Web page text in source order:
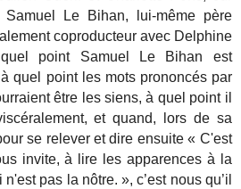
Le Bihan, lui-même père
coproducteur avec Delphine
point Samuel Le Bihan est
quel point les mots prononcés par
être les siens, à quel point il
et quand, lors de sa
se relever et dire ensuite « C'est
invite, à lire les apparences à la
pas la nôtre. », c’est nous qu’il